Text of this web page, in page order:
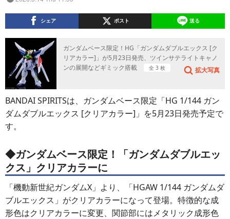
シェア ポスト 送る
ガンダムベース限定！HG「ガンダムダブルエックス [ク
リアカラー]」が5月23日発売、ツインサテライトキャノ
ンの展開などギミック搭載
全 3 枚 拡大写真
BANDAI SPIRITSは、ガンダムベース限定「HG 1/144 ガン
ダムダブルエックス [クリアカラー]」を5月23日発売予定で
す。
◆ガンダムベース限定！「ガンダムダブルエッ
クス」クリアカラーに
「機動新世紀ガンダムX」より、「HGAW 1/144 ガンダムダ
ブルエックス」がクリアカラーになって登場。特徴的な成
形色はクリアカラーに変更、関節部にはメタリック成形色